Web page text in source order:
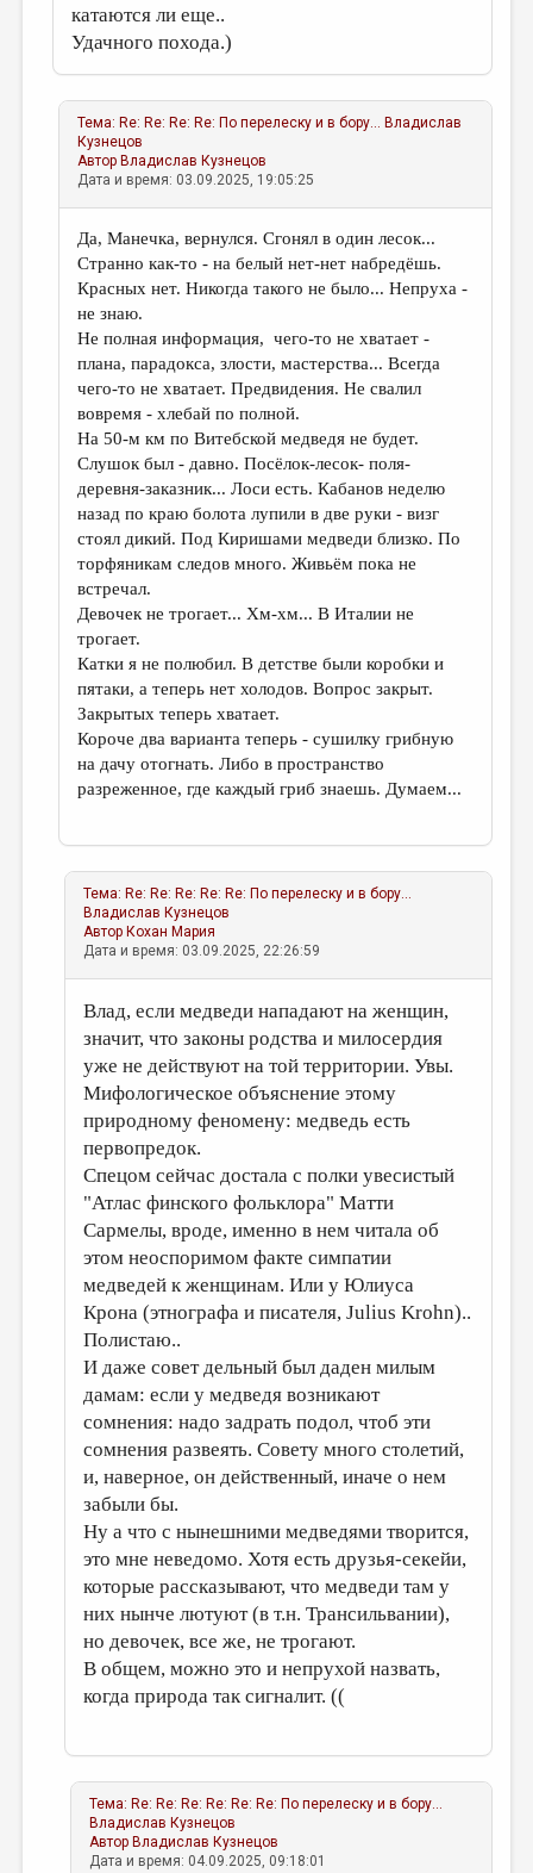
катаются ли еще..
Удачного похода.)
Тема:Re: Re: Re: Re: По перелеску и в бору... Владислав
Кузнецов
АвторВладислав Кузнецов
Дата и время: 03.09.2025, 19:05:25
Да, Манечка, вернулся. Сгонял в один лесок...
Странно как-то - на белый нет-нет набредёшь.
Красных нет. Никогда такого не было... Непруха -
не знаю.
Не полная информация, чего-то не хватает -
плана, парадокса, злости, мастерства... Всегда
чего-то не хватает. Предвидения. Не свалил
вовремя - хлебай по полной.
На 50-м км по Витебской медведя не будет.
Слушок был - давно. Посёлок-лесок- поля-
деревня-заказник... Лоси есть. Кабанов неделю
назад по краю болота лупили в две руки - визг
стоял дикий. Под Киришами медведи близко. По
торфяникам следов много. Живьём пока не
встречал.
Девочек не трогает... Хм-хм... В Италии не
трогает.
Катки я не полюбил. В детстве были коробки и
пятаки, а теперь нет холодов. Вопрос закрыт.
Закрытых теперь хватает.
Короче два варианта теперь - сушилку грибную
на дачу отогнать. Либо в пространство
разреженное, где каждый гриб знаешь. Думаем...
Тема:Re: Re: Re: Re: Re: По перелеску и в бору...
Владислав Кузнецов
АвторКохан Мария
Дата и время: 03.09.2025, 22:26:59
Влад, если медведи нападают на женщин,
значит, что законы родства и милосердия
уже не действуют на той территории. Увы.
Мифологическое объяснение этому
природному феномену: медведь есть
первопредок.
Спецом сейчас достала с полки увесистый
"Атлас финского фольклора" Матти
Сармелы, вроде, именно в нем читала об
этом неоспоримом факте симпатии
медведей к женщинам. Или у Юлиуса
Крона (этнографа и писателя, Julius Krohn)..
Полистаю..
И даже совет дельный был даден милым
дамам: если у медведя возникают
сомнения: надо задрать подол, чтоб эти
сомнения развеять. Совету много столетий,
и, наверное, он действенный, иначе о нем
забыли бы.
Ну а что с нынешними медведями творится,
это мне неведомо. Хотя есть друзья-секейи,
которые рассказывают, что медведи там у
них нынче лютуют (в т.н. Трансильвании),
но девочек, все же, не трогают.
В общем, можно это и непрухой назвать,
когда природа так сигналит. ((
Тема:Re: Re: Re: Re: Re: Re: По перелеску и в бору...
Владислав Кузнецов
АвторВладислав Кузнецов
Дата и время: 04.09.2025, 09:18:01